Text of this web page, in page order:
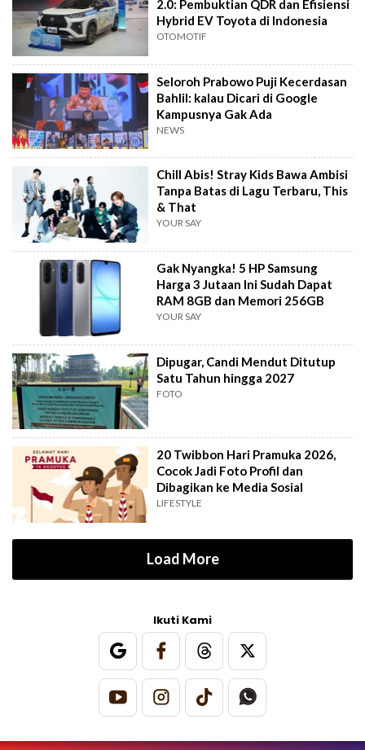
2.0: Pembuktian QDR dan Efisiensi
Hybrid EV Toyota di Indonesia
OTOMOTIF
Seloroh Prabowo Puji Kecerdasan
Bahlil: kalau Dicari di Google
Kampusnya Gak Ada
NEWS
Chill Abis! Stray Kids Bawa Ambisi
Tanpa Batas di Lagu Terbaru, This
& That
YOUR SAY
Gak Nyangka! 5 HP Samsung
Harga 3 Jutaan Ini Sudah Dapat
RAM 8GB dan Memori 256GB
YOUR SAY
Dipugar, Candi Mendut Ditutup
Satu Tahun hingga 2027
FOTO
20 Twibbon Hari Pramuka 2026,
Cocok Jadi Foto Profil dan
Dibagikan ke Media Sosial
LIFESTYLE
Load More
Ikuti Kami